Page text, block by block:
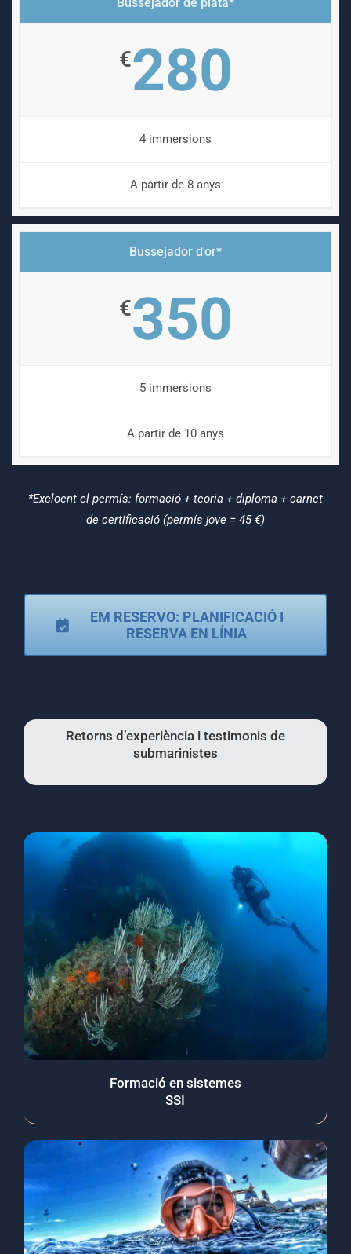
€280
4 immersions
A partir de 8 anys
Bussejador d'or*
€350
5 immersions
A partir de 10 anys
*Excloent el permís: formació + teoria + diploma + carnet
de certificació (permís jove = 45 €)
EM RESERVO: PLANIFICACIÓ I
RESERVA EN LÍNIA
Retorns d’experiència i testimonis de
submarinistes
Formació en sistemes
SSI